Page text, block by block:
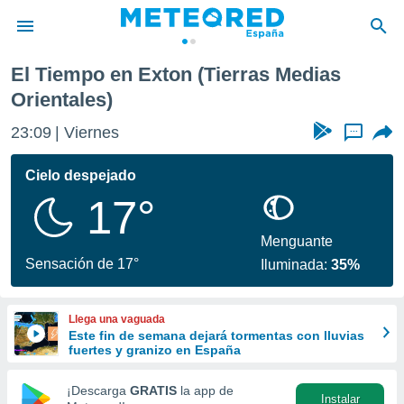
de
para
la
calidad.
a este
forma
digital
El Tiempo en Exton (Tierras Medias
Orientales)
23:09 Viernes ...
Cielo despejado
17°
Sensación de 17°
Menguante
Iluminada:35%
Llega una vaguada
Este fin de semana dejará tormentas con lluvias
fuertes y granizo en España
¡Descarga GRATIS la app de
Instalar